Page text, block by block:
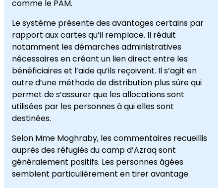
comme le PAM.
Le système présente des avantages certains par
rapport aux cartes qu’il remplace. Il réduit
notamment les démarches administratives
nécessaires en créant un lien direct entre les
bénéficiaires et l’aide qu’ils reçoivent. Il s’agit en
outre d’une méthode de distribution plus sûre qui
permet de s’assurer que les allocations sont
utilisées par les personnes à qui elles sont
destinées.
Selon Mme Moghraby, les commentaires recueillis
auprès des réfugiés du camp d’Azraq sont
généralement positifs. Les personnes âgées
semblent particulièrement en tirer avantage.